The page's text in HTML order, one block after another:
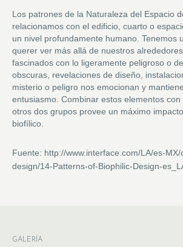
Los patrones de la Naturaleza del Espacio
relacionamos con el edificio, cuarto o
un nivel profundamente humano. Tenemos
querer ver más allá de nuestros
fascinados con lo ligeramente peligroso o
obscuras, revelaciones de diseño,
misterio o peligro nos emocionan y
entusiasmo. Combinar estos elementos
otros dos grupos provee un máximo
biofílico.
Fuente: http://www.interface.com/LA/es-
design/14-Patterns-of-Biophilic-Design-
GALERÍA